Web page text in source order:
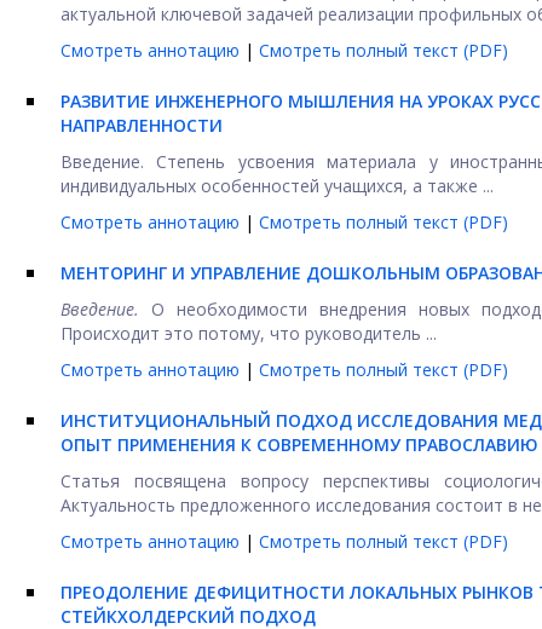
актуальной ключевой задачей реализации профильных
Смотреть аннотацию | Смотреть полный текст (PDF)
РАЗВИТИЕ ИНЖЕНЕРНОГО МЫШЛЕНИЯ НА УРОКАХ
НАПРАВЛЕННОСТИ
Введение. Степень усвоения материала у
индивидуальных особенностей учащихся, а также ...
Смотреть аннотацию | Смотреть полный текст (PDF)
МЕНТОРИНГ И УПРАВЛЕНИЕ ДОШКОЛЬНЫМ
Введение.
О необходимости внедрения новых
Происходит это потому, что руководитель ...
Смотреть аннотацию | Смотреть полный текст (PDF)
ИНСТИТУЦИОНАЛЬНЫЙ ПОДХОД ИССЛЕДОВАНИЯ
ОПЫТ ПРИМЕНЕНИЯ К СОВРЕМЕННОМУ ПРАВОСЛАВИЮ
Статья посвящена вопросу перспективы
Актуальность предложенного исследования состоит в
Смотреть аннотацию | Смотреть полный текст (PDF)
ПРЕОДОЛЕНИЕ ДЕФИЦИТНОСТИ ЛОКАЛЬНЫХ РЫНКОВ
СТЕЙКХОЛДЕРСКИЙ ПОДХОД